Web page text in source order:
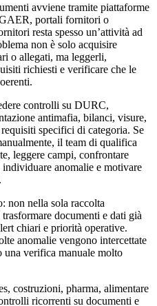
avviene tramite piattaforme
portali fornitori o
resta spesso un’attività ad
non è solo acquisire
o allegati, ma leggerli,
richiesti e verificare che le
controlli su DURC,
antimafia, bilanci, visure,
specifici di categoria. Se
il team di qualifica
leggere campi, confrontare
anomalie e motivare
non nella sola raccolta
documenti e dati già
chiari e priorità operative.
anomalie vengono intercettate
una verifica manuale molto
costruzioni, pharma, alimentare
ricorrenti su documenti e